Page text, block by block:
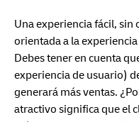
Una experiencia fácil, sin
orientada a la
Debes tener en cuenta
experiencia de usuario)
generará más ventas.
atractivo significa que el